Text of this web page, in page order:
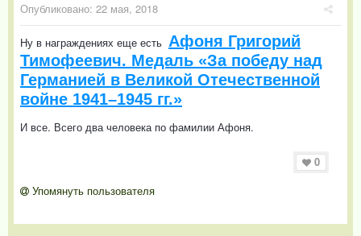
Опубликовано: 22 мая, 2018
Ну в награждениях еще есть Афоня Григорий
Тимофеевич. Медаль «За победу над
Германией в Великой Отечественной
войне 1941–1945 гг.»
И все. Всего два человека по фамилии Афоня.
0
Упомянуть пользователя